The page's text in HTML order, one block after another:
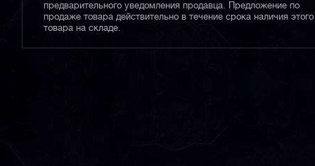
предварительного уведомления продавца. Предложение по
продаже товара действительно в течение срока наличия этого
товара на складе.